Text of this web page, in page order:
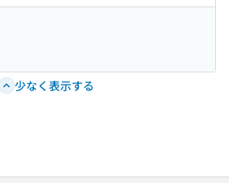
少なく表示する